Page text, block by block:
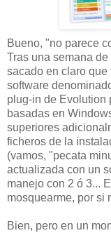
Bueno, "no parece
Tras una semana
sacado en claro
software
plug-in de Evolution
basadas en
superiores
ficheros de la
(vamos, "pecata
actualizada con un
manejo con 2 ó 3...
mosquearme, por si
Bien, pero en un